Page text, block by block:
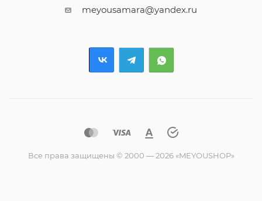
meyousamara@yandex.ru
Все права защищены © 2000 — 2026 «MEYOUSHOP»